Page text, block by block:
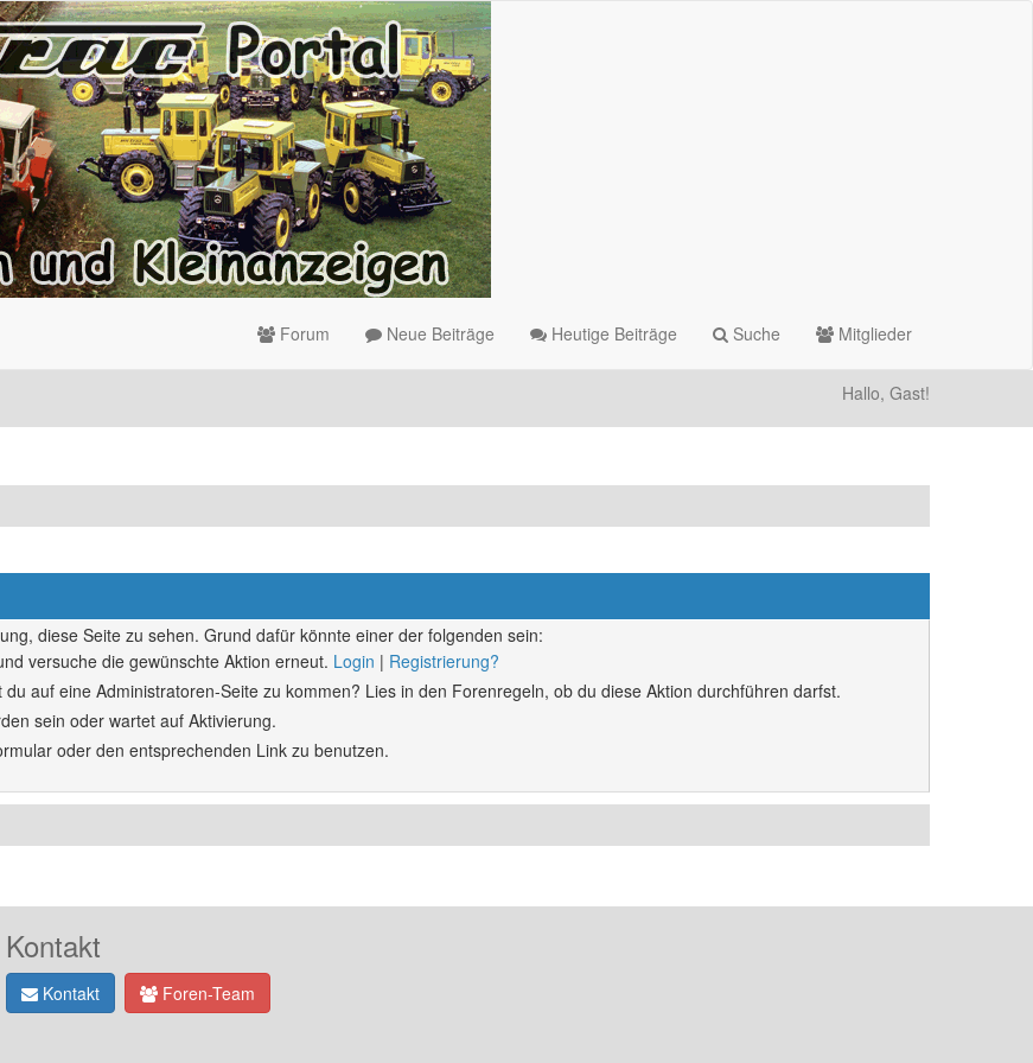
Forum Neue Beiträge Heutige Beiträge Suche Mitglieder
Hallo, Gast!
diese Seite zu sehen. Grund dafür könnte einer der folgenden sein:
versuche die gewünschte Aktion erneut. Login | Registrierung?
auf eine Administratoren-Seite zu kommen? Lies in den Forenregeln, ob du diese Aktion durchführen darfst.
sein oder wartet auf Aktivierung.
oder den entsprechenden Link zu benutzen.
Kontakt
Kontakt Foren-Team